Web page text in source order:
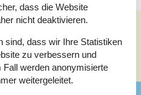
nebenan
gewählten Objekt 😎
dass die Website
nicht deaktivieren.
sind, dass wir Ihre Statistiken
zu verbessern und
werden anonymisierte
weitergeleitet.